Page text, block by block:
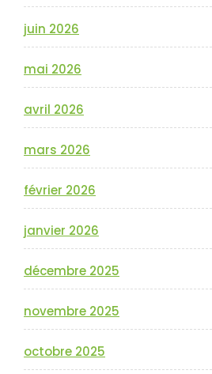
juin 2026
mai 2026
avril 2026
mars 2026
février 2026
janvier 2026
décembre 2025
novembre 2025
octobre 2025